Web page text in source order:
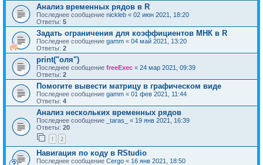
Анализ временных рядов в R
Последнее сообщение nickleb « 02 июн 2021, 18:20
Ответы: 5
Задать ограничения для коэффициентов МНК в R
Последнее сообщение gamm « 04 май 2021, 13:20
Ответы: 2
print("оля")
Последнее сообщение freeExec « 24 мар 2021, 09:39
Ответы: 2
Помогите вывести матрицу в графическом виде
Последнее сообщение gamm « 01 фев 2021, 11:44
Ответы: 4
Анализ нескольких временных рядов
Последнее сообщение _taras_ « 19 янв 2021, 16:39
Ответы: 20
1 2
Навигация по коду в RStudio
Последнее сообщение Cergo « 16 янв 2021, 18:50